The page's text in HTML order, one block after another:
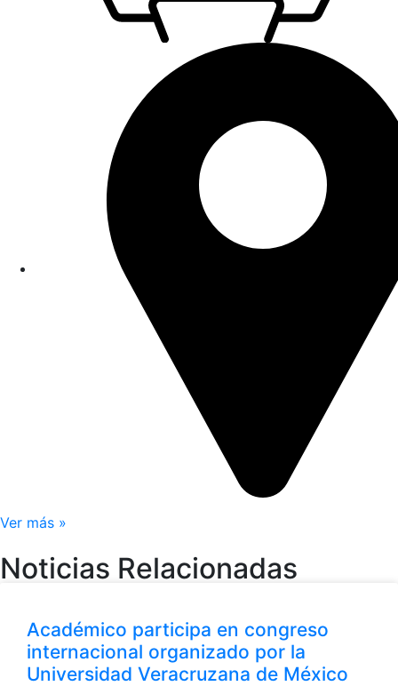
Ver más »
Noticias Relacionadas
Académico participa en congreso
internacional organizado por la
Universidad Veracruzana de México